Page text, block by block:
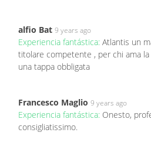
alfio Bat 9 years ago
Experiencia fantástica: Atlantis un
titolare competente , per chi ama
una tappa obbligata
Francesco Maglio 9 years ago
Experiencia fantástica: Onesto,
consigliatissimo.